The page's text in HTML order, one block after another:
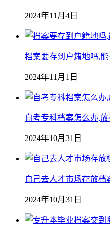
2024年11月4日
档案要存到户籍地吗,
2024年11月1日
自考专科档案怎么办,
2024年10月31日
自己去人才市场存放档
2024年10月31日